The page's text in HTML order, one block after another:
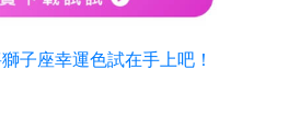
子座幸運色試在手上吧！